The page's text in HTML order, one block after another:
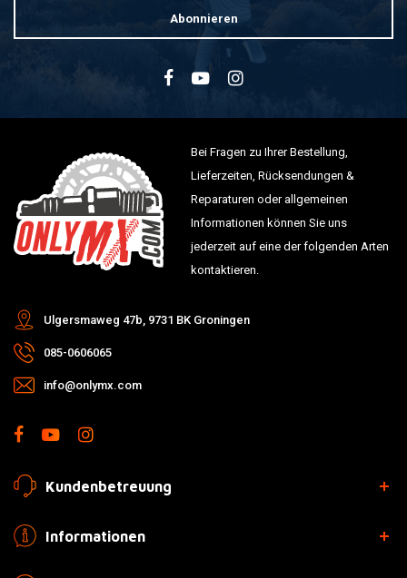
Abonnieren
Bei Fragen zu Ihrer Bestellung,
Lieferzeiten, Rücksendungen &
Reparaturen oder allgemeinen
Informationen können Sie uns
jederzeit auf eine der folgenden Arten
kontaktieren.
Ulgersmaweg 47b, 9731 BK Groningen
085-0606065
info@onlymx.com
Kundenbetreuung
Informationen